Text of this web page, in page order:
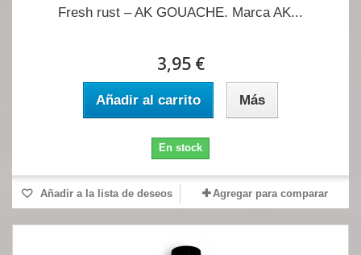
Fresh rust – AK GOUACHE. Marca AK...
3,95 €
Añadir al carrito Más
En stock
Añadir a la lista de deseos Agregar para comparar